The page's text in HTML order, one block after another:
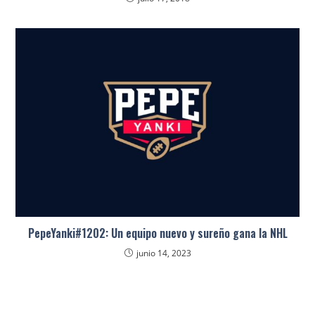
PepeYanki#1202: Un equipo nuevo y sureño gana la NHL
junio 14, 2023